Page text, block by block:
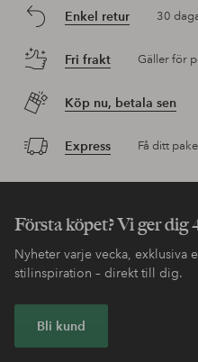
Enkel retur 30
Fri frakt Gäller för
Köp nu, betala sen
Express Få ditt
Första köpet? Vi ger dig
Nyheter varje vecka, exklusiva
stilinspiration – direkt till dig.
Bli kund